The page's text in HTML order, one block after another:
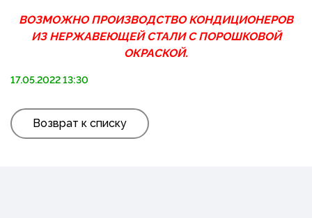
ВОЗМОЖНО ПРОИЗВОДСТВО КОНДИЦИОНЕРОВ
ИЗ НЕРЖАВЕЮЩЕЙ СТАЛИ С ПОРОШКОВОЙ
ОКРАСКОЙ.
17.05.2022 13:30
Возврат к списку